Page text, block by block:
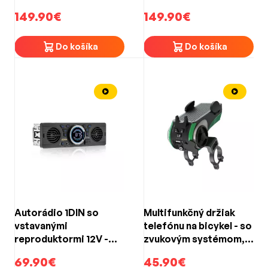
diaľkovým ovládaním /
149.90€
Do košíka
čierny
149.90€
Do košíka
Autorádio 1DIN so
vstavanými
reproduktormi 12V -
69.90€
Multifunkčný držiak
telefónu na bicykel - so
zvukovým systémom,
45.90€